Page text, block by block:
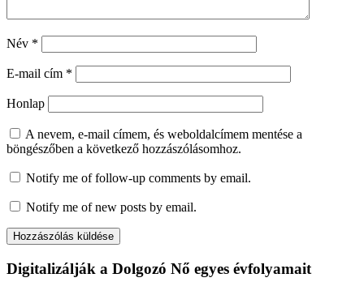
Név *
E-mail cím *
Honlap
A nevem, e-mail címem, és weboldalcímem mentése a
böngészőben a következő hozzászólásomhoz.
Notify me of follow-up comments by email.
Notify me of new posts by email.
Digitalizálják a Dolgozó Nő egyes évfolyamait